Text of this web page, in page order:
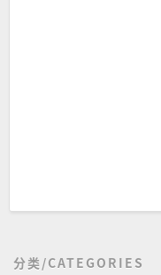
分类/CATEGORIES